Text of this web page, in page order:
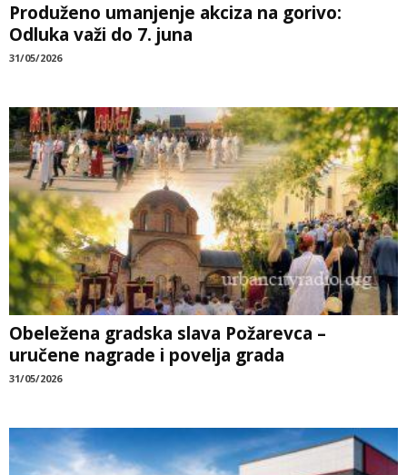
Produženo umanjenje akciza na gorivo:
Odluka važi do 7. juna
31/05/2026
Obeležena gradska slava Požarevca –
uručene nagrade i povelja grada
31/05/2026